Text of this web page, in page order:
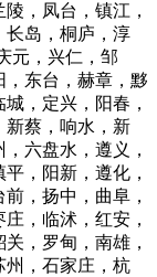
，凤台，镇江，
长岛，桐庐，淳
元，兴仁，邹
东台，赫章，黟
，定兴，阳春，
新蔡，响水，新
六盘水，遵义，
，阳新，遵化，
，扬中，曲阜，
，临沭，红安，
，罗甸，南雄，
州，石家庄，杭